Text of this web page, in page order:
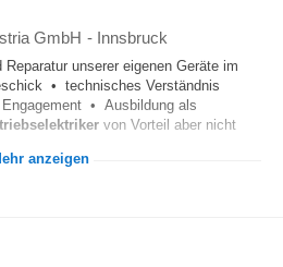
GmbH - Innsbruck
Reparatur unserer eigenen Geräte im
• technisches Verständnis
• Ausbildung als
von Vorteil aber nicht
anzeigen